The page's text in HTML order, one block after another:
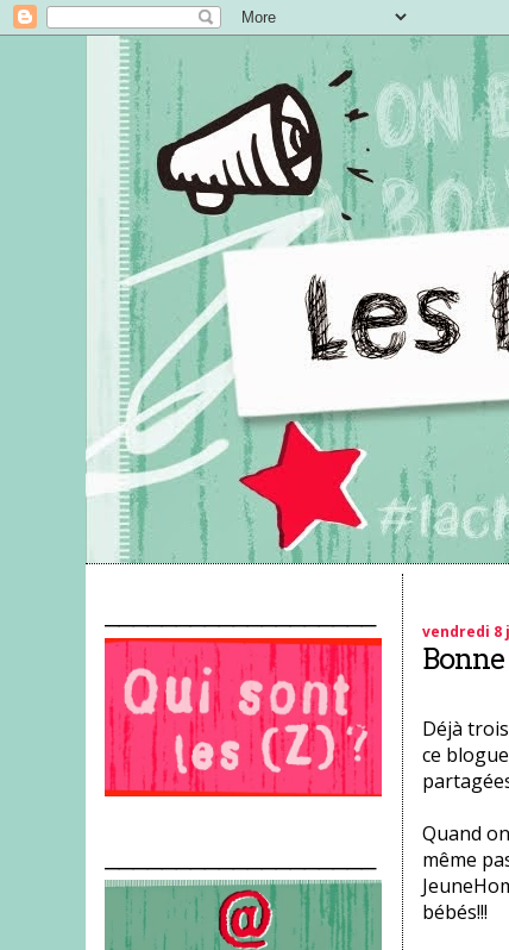
vendredi 8
Bonne
Déjà
ce
Quand
même
bébés!!!